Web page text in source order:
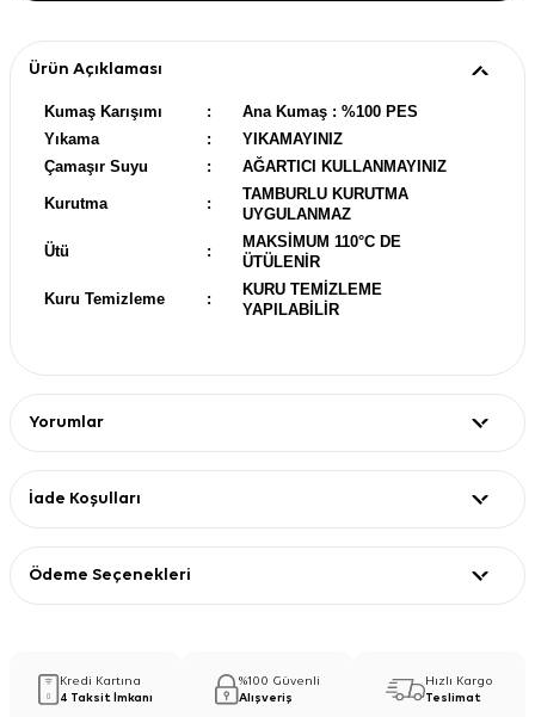
Ürün Açıklaması
Kumaş Karışımı :
Ana Kumaş : %100 PES
Yıkama
:
YIKAMAYINIZ
Çamaşır Suyu
: AĞARTICI KULLANMAYINIZ
Kurutma :
TAMBURLU KURUTMA
UYGULANMAZ
Ütü :
MAKSİMUM 110°C DE
ÜTÜLENİR
Kuru Temizleme :
KURU TEMİZLEME
YAPILABİLİR
Yorumlar
İade Koşulları
Ödeme Seçenekleri
Kredi Kartına
4 Taksit İmkanı
%100 Güvenli
Alışveriş
Hızlı Kargo
Teslimat